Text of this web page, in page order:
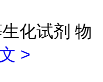
化试剂 物
>